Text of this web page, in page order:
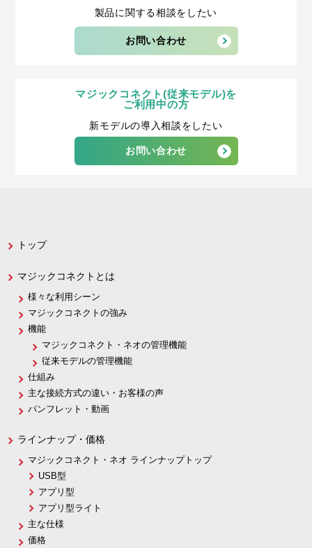
製品に関する相談をしたい
お問い合わせ
マジックコネクト(従来モデル)を
ご利用中の方
新モデルの導入相談をしたい
お問い合わせ
トップ
マジックコネクトとは
様々な利用シーン
マジックコネクトの強み
機能
マジックコネクト・ネオの管理機能
従来モデルの管理機能
仕組み
主な接続方式の違い・お客様の声
パンフレット・動画
ラインナップ・価格
マジックコネクト・ネオ ラインナップトップ
USB型
アプリ型
アプリ型ライト
主な仕様
価格